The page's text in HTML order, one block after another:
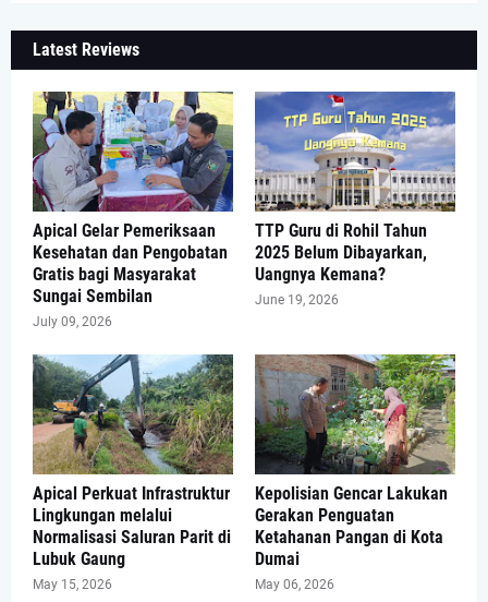
Latest Reviews
Apical Gelar Pemeriksaan
Kesehatan dan Pengobatan
Gratis bagi Masyarakat
Sungai Sembilan
July 09, 2026
TTP Guru di Rohil Tahun
2025 Belum Dibayarkan,
Uangnya Kemana?
June 19, 2026
Apical Perkuat Infrastruktur
Lingkungan melalui
Normalisasi Saluran Parit di
Lubuk Gaung
May 15, 2026
Kepolisian Gencar Lakukan
Gerakan Penguatan
Ketahanan Pangan di Kota
Dumai
May 06, 2026